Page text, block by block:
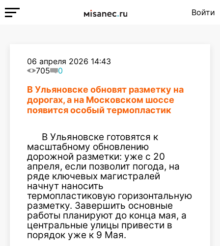
Войти
06 апреля 2026 14:43
705
0
В Ульяновске обновят разметку на
дорогах, а на Московском шоссе
появится особый термопластик
В Ульяновске готовятся к
масштабному обновлению
дорожной разметки: уже с 20
апреля, если позволит погода, на
ряде ключевых магистралей
начнут наносить
термопластиковую горизонтальную
разметку. Завершить основные
работы планируют до конца мая, а
центральные улицы привести в
порядок уже к 9 Мая.